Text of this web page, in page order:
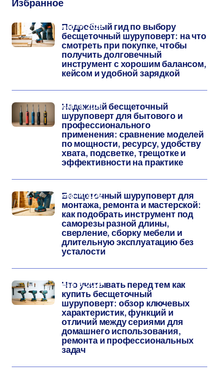
Избранное
Подробный гид по выбору
бесщеточный шуруповерт: на что
смотреть при покупке, чтобы
получить долговечный
инструмент с хорошим балансом,
кейсом и удобной зарядкой
мар 19, 2026
Надежный бесщеточный
шуруповерт для бытового и
профессионального
применения: сравнение моделей
по мощности, ресурсу, удобству
хвата, подсветке, трещотке и
эффективности на практике
мар 18, 2026
Бесщеточный шуруповерт для
монтажа, ремонта и мастерской:
как подобрать инструмент под
саморезы разной длины,
сверление, сборку мебели и
длительную эксплуатацию без
усталости
мар 17, 2026
Что учитывать перед тем как
купить бесщеточный
шуруповерт: обзор ключевых
характеристик, функций и
отличий между сериями для
домашнего использования,
ремонта и профессиональных
задач
мар 16, 2026